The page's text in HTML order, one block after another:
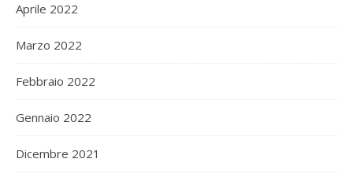
Aprile 2022
Marzo 2022
Febbraio 2022
Gennaio 2022
Dicembre 2021